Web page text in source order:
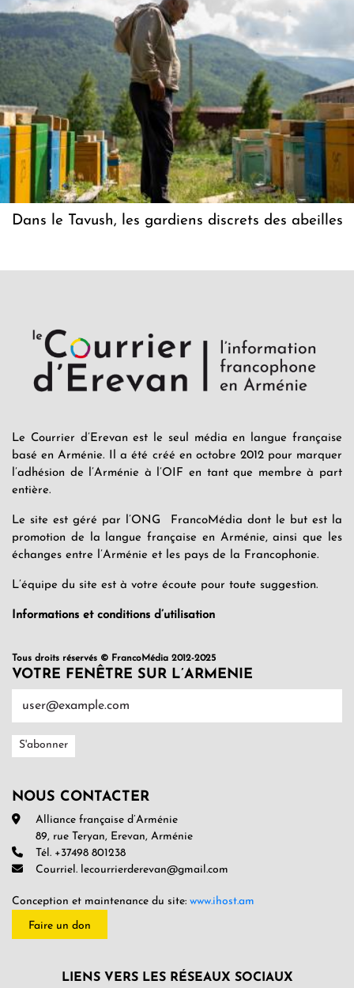
Dans le Tavush, les gardiens discrets des abeilles
Le Courrier d’Erevan est le seul média en langue française
basé en Arménie. Il a été créé en octobre 2012 pour marquer
l’adhésion de l’Arménie à l’OIF en tant que membre à part
entière.
Le site est géré par l’ONG FrancoMédia dont le but est la
promotion de la langue française en Arménie, ainsi que les
échanges entre l’Arménie et les pays de la Francophonie.
L’équipe du site est à votre écoute pour toute suggestion.
Informations et conditions d’utilisation
Tous droits réservés © FrancoMédia 2012-2025
VOTRE FENÊTRE SUR L’ARMENIE
NOUS CONTACTER
Alliance française d’Arménie
89, rue Teryan, Erevan, Arménie
Tél. +37498 801238
Courriel. lecourrierderevan@gmail.com
Conception et maintenance du site: www.ihost.am
Faire un don
LIENS VERS LES RÉSEAUX SOCIAUX